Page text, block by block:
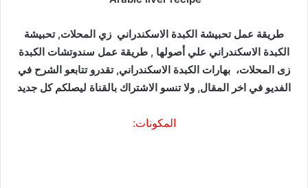
طريقة عمل تحبيشة الكبدة الاسكندراني زي المحلات, تحبيشة
الكبدة الاسكندراني علي أصولها , طريقة عمل سندوتشات الكبدة
زى المحلات، بهارات الكبدة الاسكندراني, تقدرو تتابعو الشرح في
الفديو في اخر المقال, ولا تنسو الاشتراك بالقناة ليصلكم كل جديد
المكونات: